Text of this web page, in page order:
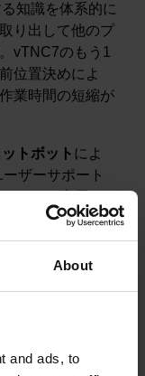
About
and ads, to
知識を体系的に
り出して他のプ
vTNC7のもう1
位置決めによ
業時間の短縮が
トボット によ
ザーサポート
グシステムの全
に関する質問に
す。また、プロ
も受けることが
開発されてお